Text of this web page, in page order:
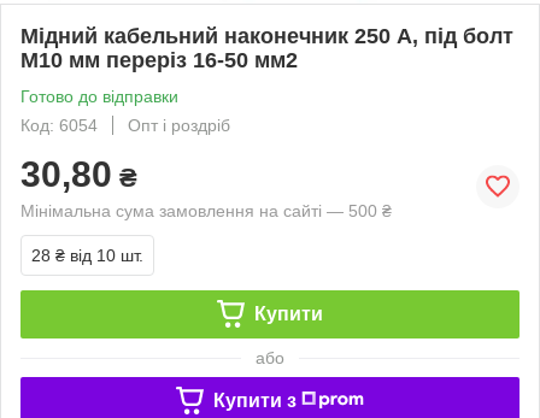
Мідний кабельний наконечник 250 А, під болт
M10 мм переріз 16-50 мм2
Готово до відправки
Код: 6054
Опт і роздріб
30,80 ₴
Мінімальна сума замовлення на сайті — 500 ₴
28 ₴ від 10 шт.
Купити
або
Купити з